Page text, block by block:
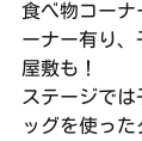
食べ物コーナ
ーナー有り、
屋敷も！
ステージで
ッグを使っ